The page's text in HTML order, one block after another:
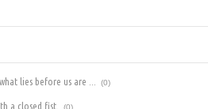
lies before us are ... (0)
a closed fist. (0)